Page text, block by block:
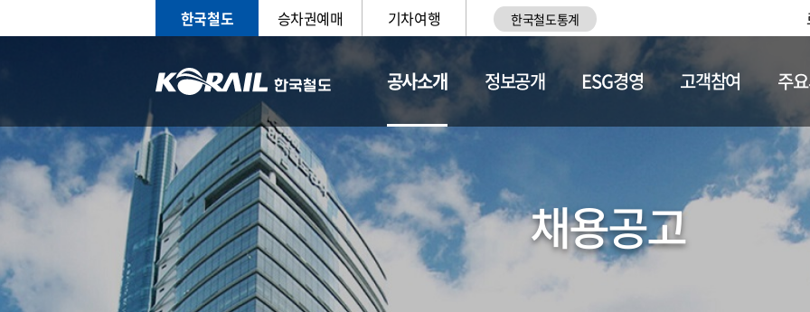
한국철도 승차권예매 기차여행 한국철도통계
공사소개
CEO 일반현황 채용정보
정보공개 ESG경영 고객참여 주
채용공고